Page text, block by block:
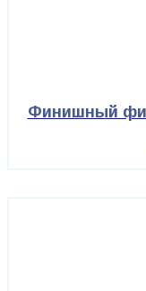
Финишный